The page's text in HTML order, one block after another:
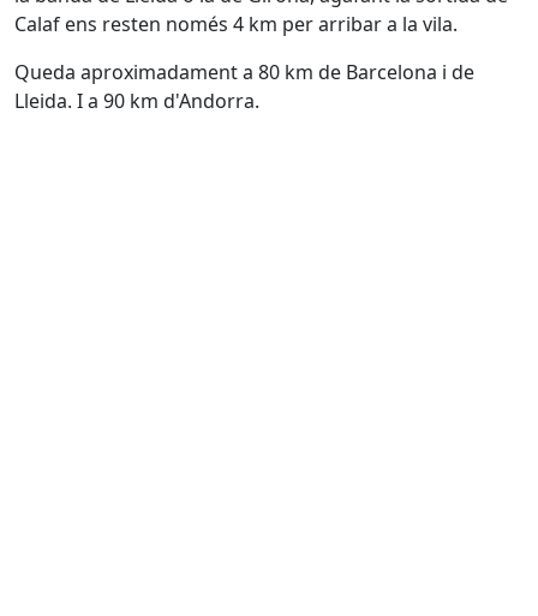
Calaf ens resten només 4 km per arribar a la vila.
Queda aproximadament a 80 km de Barcelona i de
Lleida. I a 90 km d'Andorra.